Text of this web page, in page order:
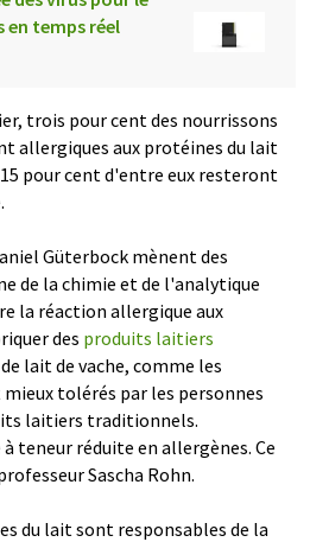
en temps réel
trois pour cent des nourrissons
allergiques aux protéines du lait
pour cent d'entre eux resteront
Güterbock mènent des
de la chimie et de l'analytique
la réaction allergique aux
des produits laitiers
lait de vache, comme les
tolérés par les personnes
laitiers traditionnels.
teneur réduite en allergènes. Ce
Sascha Rohn.
du lait sont responsables de la